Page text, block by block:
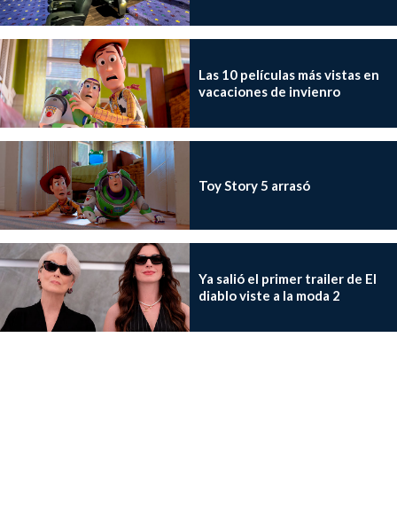
Las 10 películas más vistas en
vacaciones de invienro
Toy Story 5 arrasó
Ya salió el primer trailer de El
diablo viste a la moda 2